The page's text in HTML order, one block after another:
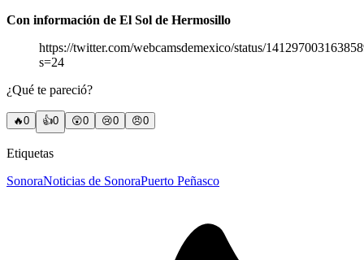
Con información de El Sol de Hermosillo
https://twitter.com/webcamsdemexico/status/
s=24
¿Qué te pareció?
🔥0 👍0 😲0 😢0 😠0
Etiquetas
SonoraNoticias de SonoraPuerto Peñasco